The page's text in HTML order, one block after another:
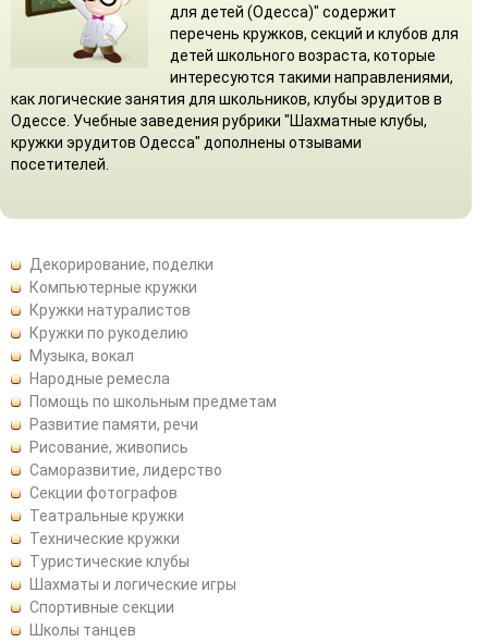
для детей (Одесса)" содержит
перечень кружков, секций и клубов для
детей школьного возраста, которые
интересуются такими направлениями,
как логические занятия для школьников, клубы эрудитов в
Одессе. Учебные заведения рубрики "Шахматные клубы,
кружки эрудитов Одесса" дополнены отзывами
посетителей.
Декорирование, поделки
Компьютерные кружки
Кружки натуралистов
Кружки по рукоделию
Музыка, вокал
Народные ремесла
Помощь по школьным предметам
Развитие памяти, речи
Рисование, живопись
Саморазвитие, лидерство
Секции фотографов
Театральные кружки
Технические кружки
Туристические клубы
Шахматы и логические игры
Спортивные секции
Школы танцев